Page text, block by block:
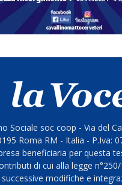
Sociale soc coop - Via del
Roma RM - Italia - P.Iva:
beneficiaria per questa
di cui alla legge
successive modifiche e